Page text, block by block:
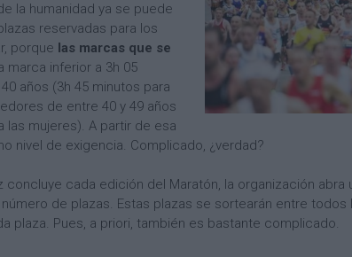
la humanidad ya se puede
reservadas para los
porque las marcas que se
marca inferior a 3h 05
años (3h 45 minutos para
de entre 40 y 49 años
las mujeres). A partir de esa
nivel de exigencia. Complicado, ¿verdad?
concluye cada edición del Maratón, la organización
de plazas. Estas plazas se sortearán entre
plaza. Pues, a priori, también es bastante complicado.